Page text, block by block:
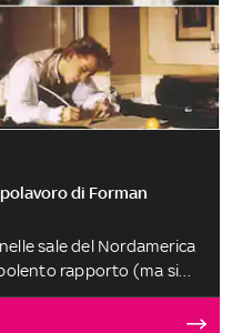
di Forman
sale del Nordamerica
rapporto (ma si
e Salieri. Adattata
ispirata dall’opera di